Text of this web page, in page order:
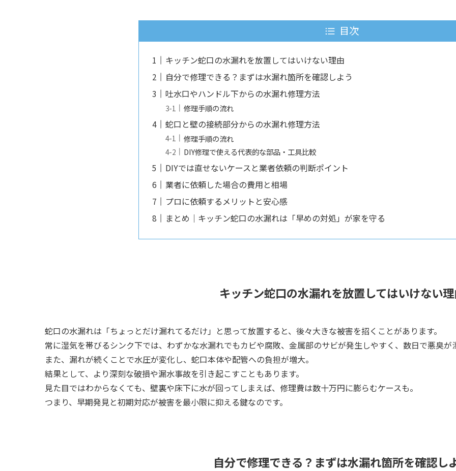
目次
キッチン蛇口の水漏れを放置してはいけない理由
自分で修理できる？まずは水漏れ箇所を確認しよう
吐水口やハンドル下からの水漏れ修理方法
修理手順の流れ
蛇口と壁の接続部分からの水漏れ修理方法
修理手順の流れ
DIY修理で使える代表的な部品・工具比較
DIYでは直せないケースと業者依頼の判断ポイント
業者に依頼した場合の費用と相場
プロに依頼するメリットと安心感
まとめ｜キッチン蛇口の水漏れは「早めの対処」が家を守る
キッチン蛇口の水漏れを放置してはいけない
蛇口の水漏れは「ちょっとだけ漏れてるだけ」と思って放置すると、後々大きな被害を招くことがあります。
常に湿気を帯びるシンク下では、わずかな水漏れでもカビや腐敗、金属部のサビが発生しやすく、数日で悪臭が
また、漏れが続くことで水圧が変化し、蛇口本体や配管への負担が増大。
結果として、より深刻な破損や漏水事故を引き起こすこともあります。
見た目ではわからなくても、壁裏や床下に水が回ってしまえば、修理費は数十万円に膨らむケースも。
つまり、早期発見と初期対応が被害を最小限に抑える鍵なのです。
自分で修理できる？まずは水漏れ箇所を確認し